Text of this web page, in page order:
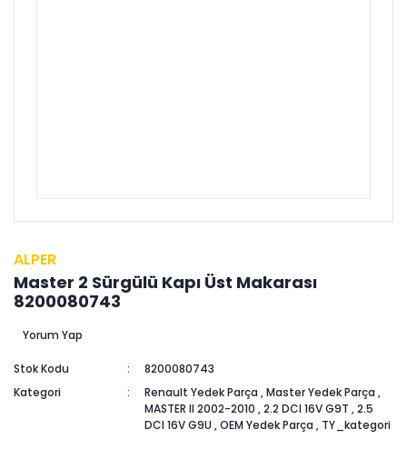
ALPER
Master 2 Sürgülü Kapı Üst Makarası
8200080743
Yorum Yap
Stok Kodu
8200080743
Kategori
Renault Yedek Parça ,Master Yedek Parça ,
MASTER II 2002-2010 ,2.2 DCI 16V G9T ,2.5
DCI 16V G9U ,OEM Yedek Parça , TY_kategori